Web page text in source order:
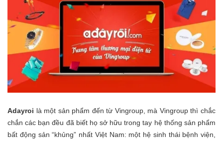
Adayroi là một sản phẩm đến từ Vingroup, mà Vingroup thì chắc
chắn các bạn đều đã biết họ sở hữu trong tay hệ thống sản phẩm
bất động sản “khủng” nhất Việt Nam: một hệ sinh thái bệnh viện,